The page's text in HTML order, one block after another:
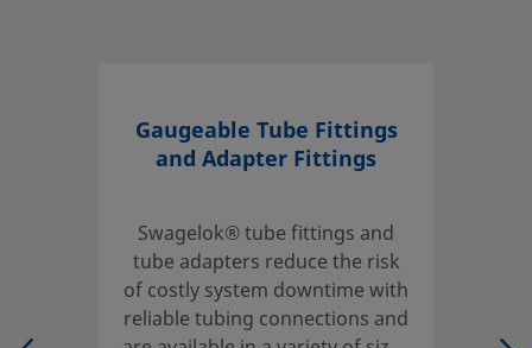
Войдите или зарегистрируйтесь, чтобы просмотреть
Если у вас есть вопросы об этом изделии, обратитесь в
авторизованный центр продаж и сервисного
сотрудники также могут рассказать вам о сопутствующих
которые помогут вам обеспечить максимальную
Gaugeable Tube Fittings
and Adapter Fittings
Swagelok® tube fittings and
tube adapters reduce the risk
of costly system downtime with
reliable tubing connections and